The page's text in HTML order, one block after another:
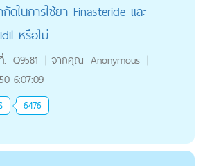
ดในการใช้ยา Finasteride และ
หรือไม่
: Q9581 | จากคุณ Anonymous |
6:07:09
6476